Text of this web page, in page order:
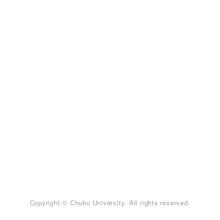
Copyright © Chubu University. All rights reserved.